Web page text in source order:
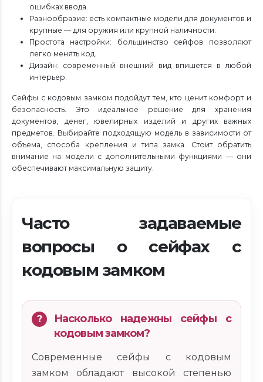
ошибках ввода.
Разнообразие: есть компактные модели для документов и
крупные — для оружия или крупной наличности.
Простота настройки: большинство сейфов позволяют
легко менять код.
Дизайн: современный внешний вид впишется в любой
интерьер.
Сейфы с кодовым замком подойдут тем, кто ценит комфорт и
безопасность. Это идеальное решение для хранения
документов, денег, ювелирных изделий и других важных
предметов. Выбирайте подходящую модель в зависимости от
объема, способа крепления и типа замка. Стоит обратить
внимание на модели с дополнительными функциями — они
обеспечивают максимальную защиту.
Часто задаваемые
вопросы о сейфах с
кодовым замком
Насколько надежны сейфы с
кодовым замком?
Современные сейфы с кодовым
замком обладают высокой степенью